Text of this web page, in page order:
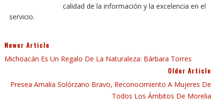
calidad de la información y la excelencia en el
servicio.
Newer Article
Michoacán Es Un Regalo De La Naturaleza: Bárbara Torres
Older Article
Presea Amalia Solórzano Bravo, Reconocimiento A Mujeres De
Todos Los Ámbitos De Morelia